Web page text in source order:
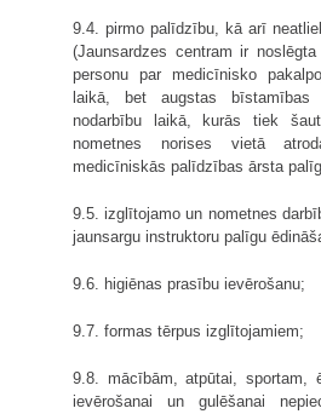
9.4. pirmo palīdzību, kā arī
(Jaunsardzes centram ir
personu par medicīnisko
laikā, bet augstas
nodarbību laikā, kurās tiek
nometnes norises vietā
medicīniskās palīdzības ārsta
9.5. izglītojamo un nometnes
jaunsargu instruktoru palīgu
9.6. higiēnas prasību ievērošanu;
9.7. formas tērpus izglītojamiem;
9.8. mācībām, atpūtai, sportam,
ievērošanai un gulēšanai